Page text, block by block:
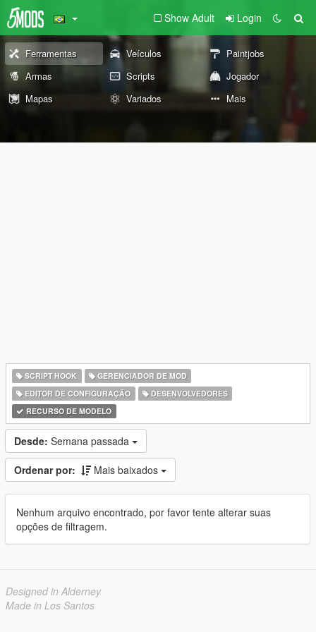
Show Adult Login
Ferramentas Veículos
Paintjobs
Armas
Scripts
Jogador
Mapas
Variados Mais
SCRIPT HOOK
GERENCIADOR DE MOD
EDITOR DE CONFIGURAÇÃO
DESENVOLVEDORES
RECURSO DE MODELO
Desde: Semana passada
Ordenar por: Mais baixados
Nenhum arquivo encontrado, por favor tente alterar suas
opções de filtragem.
Designed in Alderney
Made in Los Santos